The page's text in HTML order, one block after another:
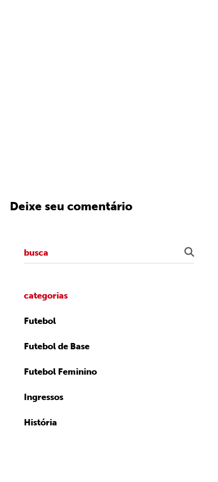
Deixe seu comentário
categorias
Futebol
Futebol de Base
Futebol Feminino
Ingressos
História